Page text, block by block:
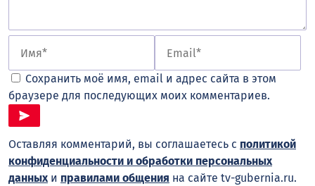
Сохранить моё имя, email и адрес сайта в этом
браузере для последующих моих комментариев.
Оставляя комментарий, вы соглашаетесь с политикой
конфиденциальности и обработки персональных
данныхи правилами общения на сайте tv-gubernia.ru.